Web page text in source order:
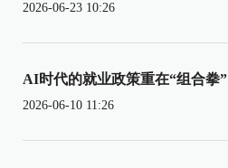
2026-06-23 10:26
AI时代的就业政策重在“组合拳”
2026-06-10 11:26